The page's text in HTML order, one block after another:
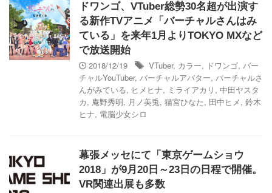
ドワンゴ、VTuber総勢30名超が出演す
る新作TVアニメ「バーチャルさんはみ
ている」を来年1月よりTOKYO MXなど
で放送開始
2018/12/19
VTuber, カラー, ドワンゴ, バー
チャルYouTuber, バーチャルアバター, バーチャルさ
んがみている, ヒメヒナ, ミライアカリ , 中田ヤスタ
カ, 庵野秀明, 月ノ美兎, 猫宮ひなた, 田中ヒメ, 鈴木
ヒナ, 電脳少女シロ
幕張メッセにて「東京ゲームショウ
2018」が9月20日～23日の日程で開催。
VR関連出展も多数